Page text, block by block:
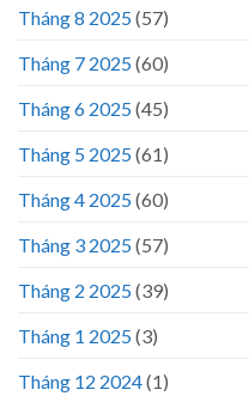
Tháng 8 2025(57)
Tháng 7 2025(60)
Tháng 6 2025(45)
Tháng 5 2025(61)
Tháng 4 2025(60)
Tháng 3 2025(57)
Tháng 2 2025(39)
Tháng 1 2025(3)
Tháng 12 2024(1)